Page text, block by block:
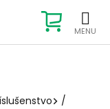
KOŠÍK
/